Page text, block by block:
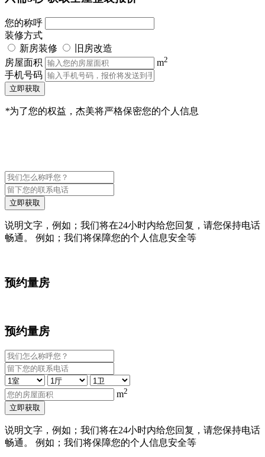
您的称呼
装修方式
新房装修
旧房改造
房屋面积
m2
手机号码
立即获取
*为了您的权益，杰美将严格保密您的个人信息
立即获取
说明文字，例如；我们将在24小时内给您回复，请您保持电话
畅通。 例如；我们将保障您的个人信息安全等
预约量房
预约量房
m2
立即获取
说明文字，例如；我们将在24小时内给您回复，请您保持电话
畅通。 例如；我们将保障您的个人信息安全等